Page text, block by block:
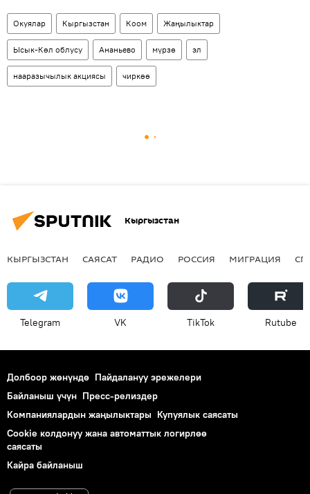
Окуялар Кыргызстан Коом Жаңылыктар
Ысык-Көл облусу Ананьево мүрзө эл
нааразычылык акциясы чиркөө
Кыргызстан
КЫРГЫЗСТАН САЯСАТ РАДИО РОССИЯ МИГРАЦИЯ
Telegram VK ТikТоk Rutube
Долбоор жөнүндө Пайдалануу эрежелери
Байланыш үчүн Пресс-релиздер
Компаниялардын жаңылыктары Купуялык саясаты
Cookie колдонуу жана автоматтык логирлөө
саясаты
Кайра байланыш